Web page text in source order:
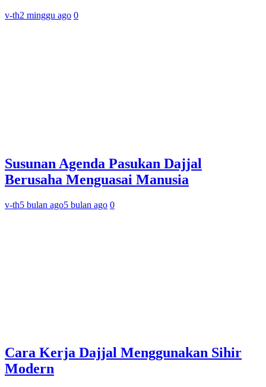
v-th2 minggu ago 0
Susunan Agenda Pasukan Dajjal
Berusaha Menguasai Manusia
v-th5 bulan ago5 bulan ago 0
Cara Kerja Dajjal Menggunakan Sihir
Modern